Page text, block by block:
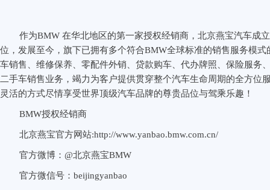
作为BMW 在华北地区的第一家授权经销商，北京燕宝汽车成
位，发展至今，旗下已拥有多个符合BMW全球标准的销售服务模
车销售、维修保养、零配件外销、贷款购车、代办牌照、保险服务
二手车销售业务，竭力为客户提供贯穿整个汽车生命周期的全方位
灵活的方式尽情享受世界顶级汽车品牌的尊贵品位与驾乘乐趣！
BMW授权经销商
北京燕宝官方网站:http://www.yanbao.bmw.com.cn/
官方微博：@北京燕宝BMW
官方微信号：beijingyanbao